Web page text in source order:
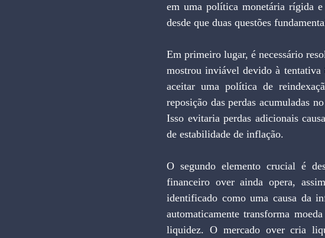
em uma política monetária rígida
desde que duas questões
Em primeiro lugar, é necessário
mostrou inviável devido à tentativa
aceitar uma política de
reposição das perdas acumuladas
Isso evitaria perdas adicionais
de estabilidade de inflação.
O segundo elemento crucial é
financeiro over ainda opera,
identificado como uma causa da
automaticamente transforma
liquidez. O mercado over cria